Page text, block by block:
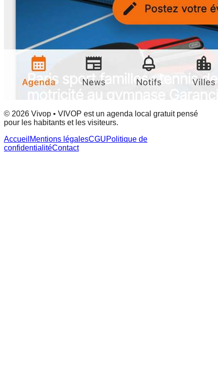
© 2026 Vivop • VIVOP est un agenda local gratuit pensé
pour les habitants et les visiteurs.
Accueil Mentions légalesCGUPolitique de
confidentialitéContact